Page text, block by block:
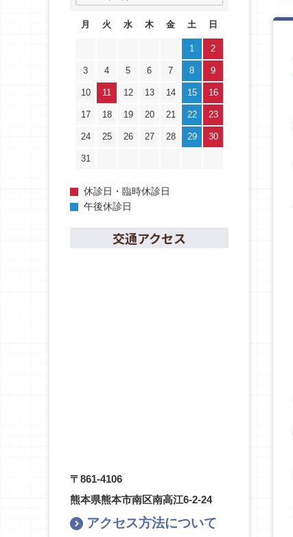
月 火 水 木 金 土 日
1 2
3 4 5 6 7 8 9
10 11 12 13 14 15 16
17 18 19 20 21 22 23
24 25 26 27 28 29 30
31
休診日・臨時休診日
午後休診日
交通アクセス
〒861-4106
熊本県熊本市南区南高江6-2-24
アクセス方法について